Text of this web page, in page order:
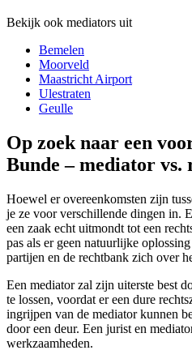
Bekijk ook mediators uit
Bemelen
Moorveld
Maastricht Airport
Ulestraten
Geulle
Op zoek naar een
Bunde – mediator vs.
Hoewel er overeenkomsten zijn
je ze voor verschillende dingen in.
een zaak echt uitmondt tot een
pas als er geen natuurlijke
partijen en de rechtbank zich over
Een mediator zal zijn uiterste best
te lossen, voordat er een dure
ingrijpen van de mediator kunnen
door een deur. Een jurist en
werkzaamheden.